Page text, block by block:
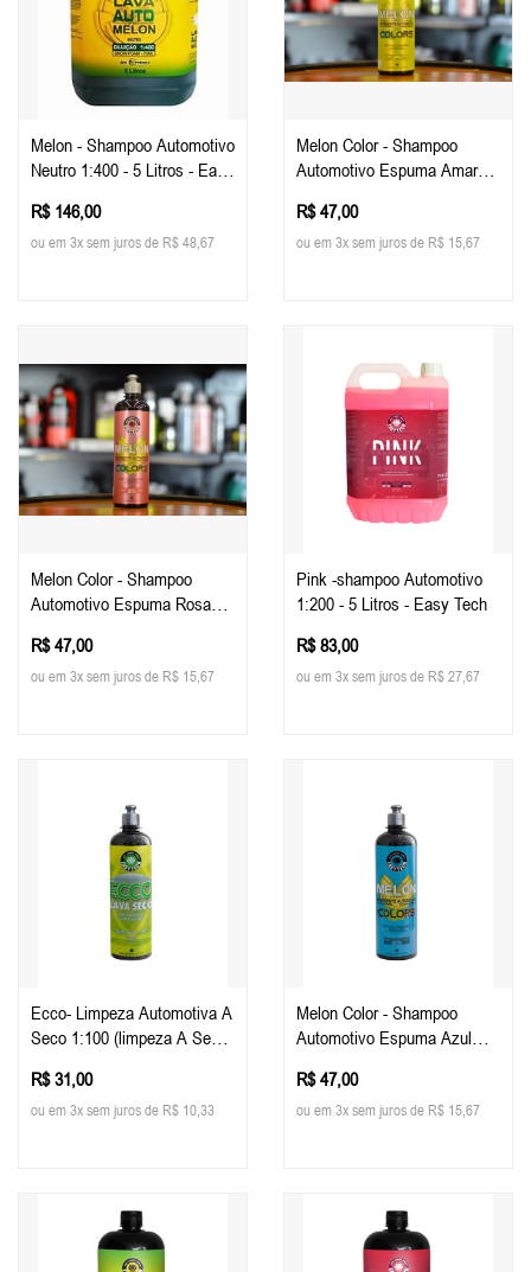
Melon - Shampoo Automotivo
Neutro 1:400 - 5 Litros - Easy
R$ 146,00
ou em 3x sem juros de R$ 48,67
Melon Color - Shampoo
Automotivo Espuma Amarela
R$ 47,00
ou em 3x sem juros de R$ 15,67
Melon Color - Shampoo
Automotivo Espuma Rosa
R$ 47,00
ou em 3x sem juros de R$ 15,67
Pink -shampoo Automotivo
1:200 - 5 Litros - Easy Tech
R$ 83,00
ou em 3x sem juros de R$ 27,67
Ecco- Limpeza Automotiva A
Seco 1:100 (limpeza A Seco)
R$ 31,00
ou em 3x sem juros de R$ 10,33
Melon Color - Shampoo
Automotivo Espuma Azul
R$ 47,00
ou em 3x sem juros de R$ 15,67